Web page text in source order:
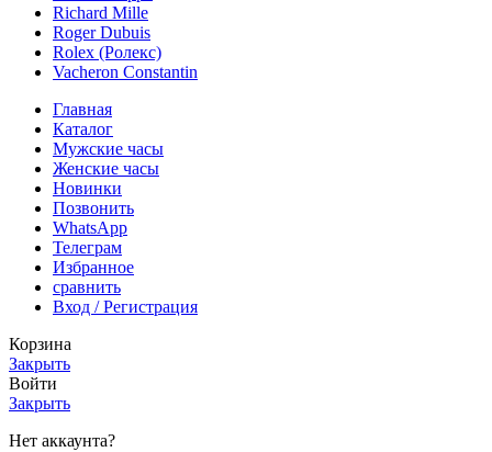
Richard Mille
Roger Dubuis
Rolex (Ролекс)
Vacheron Constantin
Главная
Каталог
Мужские часы
Женские часы
Новинки
Позвонить
WhatsApp
Телеграм
Избранное
сравнить
Вход / Регистрация
Корзина
Закрыть
Войти
Закрыть
Нет аккаунта?